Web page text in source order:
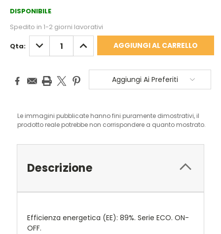
DISPONIBILE
Spedito in 1-2 giorni lavorativi
Qta: DIMINUISCI
QUANTITÀ:
AUMENTA
QUANTITÀ:
Aggiungi Ai Preferiti
Le immagini pubblicate hanno fini puramente dimostrativi, il
prodotto reale potrebbe non corrispondere a quanto mostrato.
Descrizione
Efficienza energetica (EE): 89%. Serie ECO. ON-
OFF.